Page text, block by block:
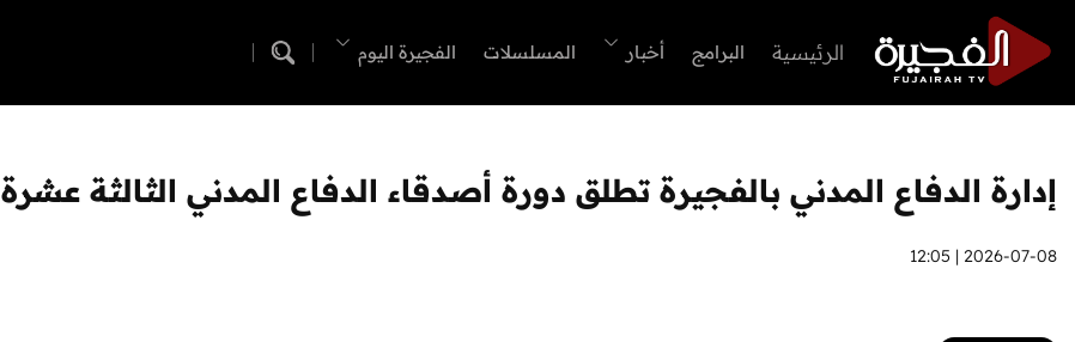
الرئيسية البرامج أخبار المسلسلات الفجيرة اليوم
إدارة الدفاع المدني بالفجيرة تطلق دورة أصدقاء الدفاع المدني الثالثة عشرة
2026-07-08 | 12:05